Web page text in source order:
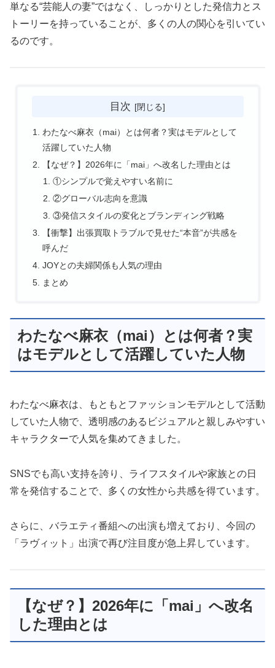
単なる“芸能人の妻”ではなく、しっかりとした発信力とス
トーリーを持っていることが、多くの人の関心を引いてい
るのです。
目次
わたなべ麻衣（mai）とは何者？実はモデルとして
活躍していた人物
【なぜ？】2026年に「mai」へ改名した理由とは
①シンプルで覚えやすい名前に
②グローバル志向を意識
③発信スタイルの変化とブランディング戦略
【衝撃】出張買取トラブルで見せた“本音”が共感を
呼んだ
JOYとの夫婦関係も人気の理由
まとめ
わたなべ麻衣（mai）とは何者？実
はモデルとして活躍していた人物
わたなべ麻衣は、もともとファッションモデルとして活動
していた人物で、透明感のあるビジュアルと親しみやすい
キャラクターで人気を集めてきました。
SNSでも高い支持を誇り、ライフスタイルや家族との日
常を発信することで、多くの女性から共感を得ています。
さらに、バラエティ番組への出演も増えており、今回の
「ラヴィット」出演で再び注目度が急上昇しています。
【なぜ？】2026年に「mai」へ改名
した理由とは